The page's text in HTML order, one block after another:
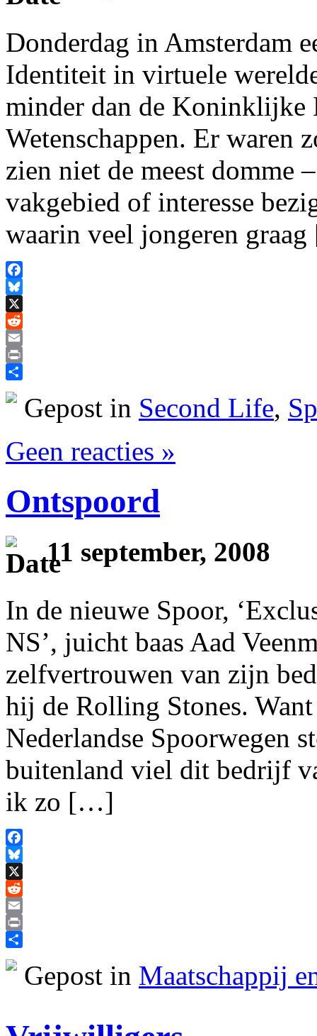
Donderdag in Amsterdam
Identiteit in virtuele
minder dan de Koninklijke
Wetenschappen. Er waren
zien niet de meest domme
vakgebied of interesse
waarin veel jongeren
Facebook
Bluesky
X
Reddit
Email
Print
Gepost in Second Life,
Geen reacties »
Ontspoord
11 september, 2008
In de nieuwe Spoor,
NS’, juicht baas Aad
zelfvertrouwen van zijn
hij de Rolling Stones.
Nederlandse Spoorwegen
buitenland viel dit bedrijf
ik zo […]
Facebook
Bluesky
X
Reddit
Email
Print
Gepost in Maatschappij